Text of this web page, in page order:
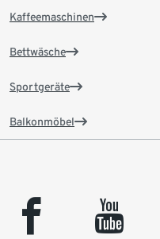
Kaffeemaschinen
Bettwäsche
Sportgeräte
Balkonmöbel
facebook youtube